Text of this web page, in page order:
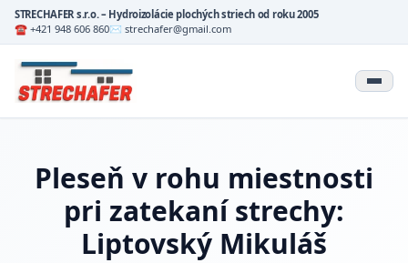
STRECHAFER s.r.o. – Hydroizolácie plochých striech od roku 2005
☎ +421 948 606 860✉ strechafer@gmail.com
Pleseň v rohu miestnosti
pri zatekaní strechy:
Liptovský Mikuláš